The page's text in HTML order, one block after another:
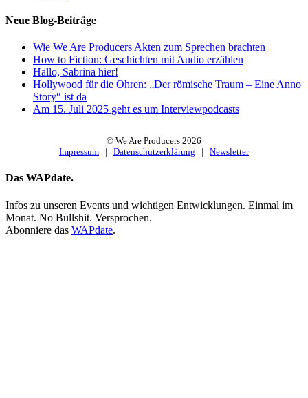
Neue Blog-Beiträge
Wie We Are Producers Akten zum Sprechen brachten
How to Fiction: Geschichten mit Audio erzählen
Hallo, Sabrina hier!
Hollywood für die Ohren: „Der römische Traum – Eine Anno
Story“ ist da
Am 15. Juli 2025 geht es um Interviewpodcasts
© We Are Producers 2026
Impressum | Datenschutzerklärung | Newsletter
Toggle
Bar
Area
Das WAPdate.
Infos zu unseren Events und wichtigen Entwicklungen. Einmal im
Monat. No Bullshit. Versprochen.
Abonniere das WAPdate.